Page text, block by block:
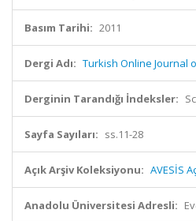
Basım Tarihi: 2011
Dergi Adı: Turkish Online Journal
Derginin Tarandığı İndeksler:
Sayfa Sayıları: ss.11-28
Açık Arşiv Koleksiyonu: AVESİS
Anadolu Üniversitesi Adresli: